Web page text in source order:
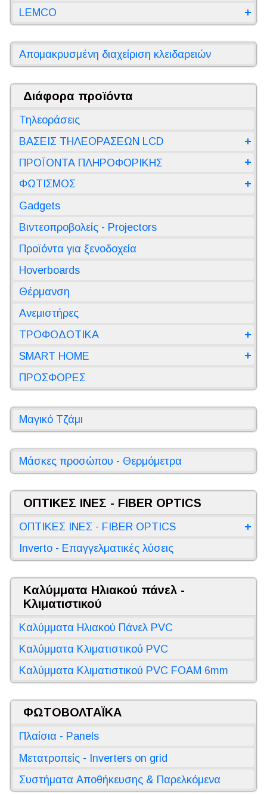
LEMCO
Απομακρυσμένη διαχείριση κλειδαρειών
Διάφορα προϊόντα
Τηλεοράσεις
ΒΑΣΕΙΣ ΤΗΛΕΟΡΑΣΕΩΝ LCD
ΠΡΟΪΟΝΤΑ ΠΛΗΡΟΦΟΡΙΚΗΣ
ΦΩΤΙΣΜΟΣ
Gadgets
Βιντεοπροβολείς - Projectors
Προϊόντα για ξενοδοχεία
Hoverboards
Θέρμανση
Ανεμιστήρες
ΤΡΟΦΟΔΟΤΙΚΑ
SMART HOME
ΠΡΟΣΦΟΡΕΣ
Μαγικό Τζάμι
Μάσκες προσώπου - Θερμόμετρα
ΟΠΤΙΚΕΣ ΙΝΕΣ - FIBER OPTICS
ΟΠΤΙΚΕΣ ΙΝΕΣ - FIBER OPTICS
Inverto - Επαγγελματικές λύσεις
Καλύμματα Ηλιακού πάνελ -
Κλιματιστικού
Καλύμματα Ηλιακού Πάνελ PVC
Καλύμματα Κλιματιστικού PVC
Καλύμματα Κλιματιστικού PVC FOAM 6mm
ΦΩΤΟΒΟΛΤΑΪΚΑ
Πλαίσια - Panels
Μετατροπείς - Inverters on grid
Συστήματα Αποθήκευσης & Παρελκόμενα